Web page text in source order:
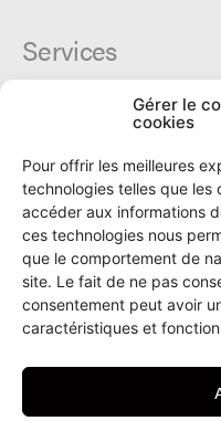
Gérer le
cookies
Pour offrir les meilleures
technologies telles que
accéder aux informations
ces technologies nous
que le comportement de
site. Le fait de ne pas
consentement peut avoir
caractéristiques et
Services
Archives
Tarifs et dates de
Politique de cookies
Politique de
Le Ô
2300 La Chaux-de-Fonds
info@le-O.ch